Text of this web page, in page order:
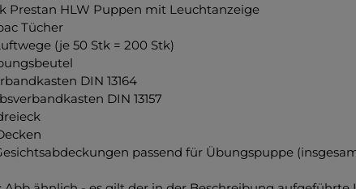
Prestan HLW Puppen mit Leuchtanzeige
Tücher
(je 50 Stk = 200 Stk)
DIN 13164
DIN 13157
passend für Übungspuppe